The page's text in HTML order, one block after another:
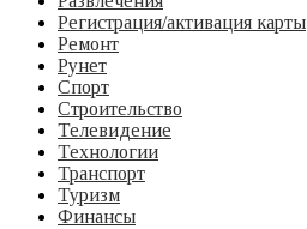
Регистрация/активация карты
Ремонт
Рунет
Спорт
Строительство
Телевидение
Технологии
Транспорт
Туризм
Финансы